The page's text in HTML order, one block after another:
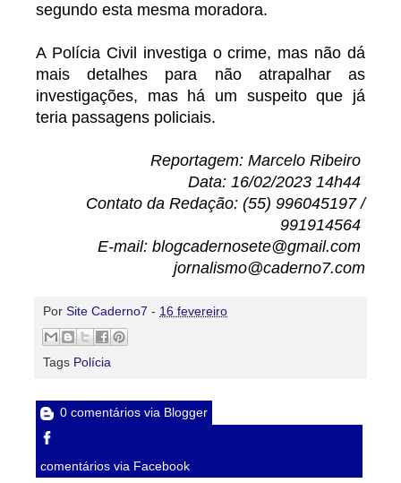
segundo esta mesma moradora.
A Polícia Civil investiga o crime, mas não dá
mais detalhes para não atrapalhar as
investigações, mas há um suspeito que já
teria passagens policiais.
Reportagem: Marcelo Ribeiro
Data: 16/02/2023 14h44
Contato da Redação: (55) 996045197 /
991914564
E-mail: blogcadernosete@gmail.com
jornalismo@caderno7.com
Por Site Caderno7 - 16 fevereiro
Tags Polícia
0 comentários via Blogger
comentários via Facebook